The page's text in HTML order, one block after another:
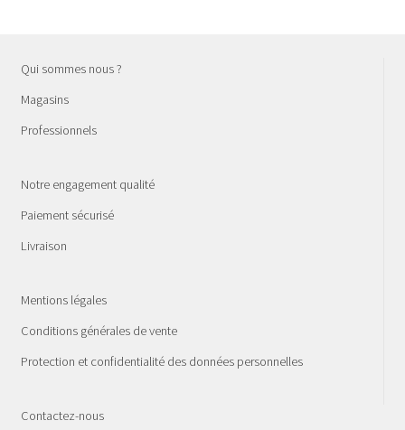
Qui sommes nous ?
Magasins
Professionnels
Notre engagement qualité
Paiement sécurisé
Livraison
Mentions légales
Conditions générales de vente
Protection et confidentialité des données personnelles
Contactez-nous